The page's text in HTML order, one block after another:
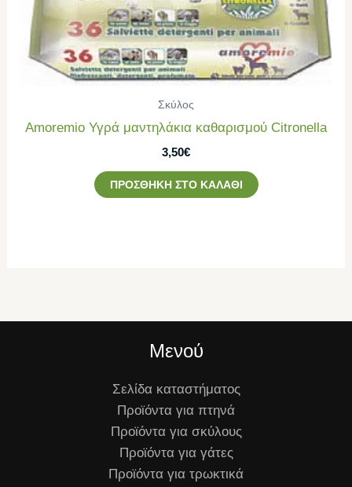
Σκύλος
Amoremio Υγρά μαντηλάκια καθαρισμού Citronella
3,50€
ΠΡΟΣΘΉΚΗ ΣΤΟ ΚΑΛΆΘΙ
Μενού
Σελίδα καταστήματος
Προϊόντα για πτηνά
Προϊόντα για σκύλους
Προϊόντα για γάτες
Προϊόντα για τρωκτικά